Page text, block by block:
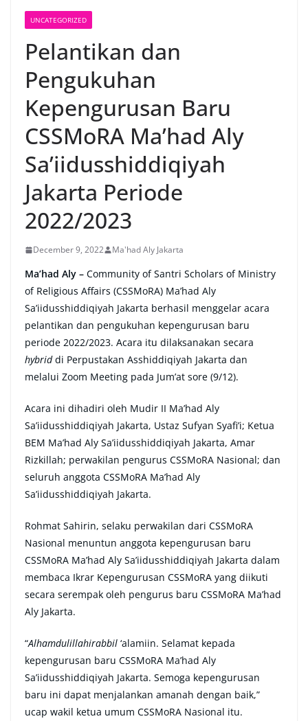
UNCATEGORIZED
Pelantikan dan
Pengukuhan
Kepengurusan Baru
CSSMoRA Ma’had Aly
Sa’iidusshiddiqiyah
Jakarta Periode
2022/2023
December 9, 2022 Ma'had Aly Jakarta
Ma’had Aly – Community of Santri Scholars of Ministry
of Religious Affairs (CSSMoRA) Ma’had Aly
Sa’iidusshiddiqiyah Jakarta berhasil menggelar acara
pelantikan dan pengukuhan kepengurusan baru
periode 2022/2023. Acara itu dilaksanakan secara
hybriddi Perpustakan Asshiddiqiyah Jakarta dan
melalui Zoom Meeting pada Jum’at sore (9/12).
Acara ini dihadiri oleh Mudir II Ma’had Aly
Sa’iidusshiddiqiyah Jakarta, Ustaz Sufyan Syafi’i; Ketua
BEM Ma’had Aly Sa’iidusshiddiqiyah Jakarta, Amar
Rizkillah; perwakilan pengurus CSSMoRA Nasional; dan
seluruh anggota CSSMoRA Ma’had Aly
Sa’iidusshiddiqiyah Jakarta.
Rohmat Sahirin, selaku perwakilan dari CSSMoRA
Nasional menuntun anggota kepengurusan baru
CSSMoRA Ma’had Aly Sa’iidusshiddiqiyah Jakarta dalam
membaca Ikrar Kepengurusan CSSMoRA yang diikuti
secara serempak oleh pengurus baru CSSMoRA Ma’had
Aly Jakarta.
“Alhamdulillahirabbil ‘alamiin. Selamat kepada
kepengurusan baru CSSMoRA Ma’had Aly
Sa’iidusshiddiqiyah Jakarta. Semoga kepengurusan
baru ini dapat menjalankan amanah dengan baik,”
ucap wakil ketua umum CSSMoRA Nasional itu.